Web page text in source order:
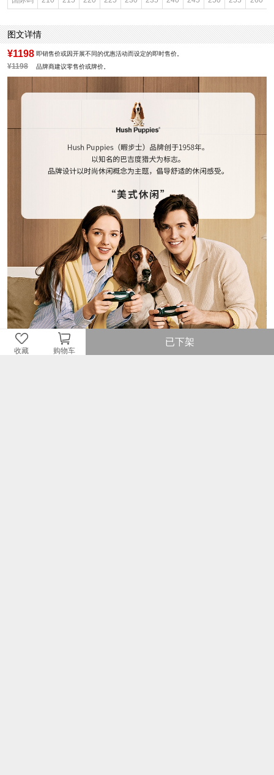
收藏 购物车
已下架
色系：白色
鞋类流行款式：凉鞋
闭合方式：魔术贴
前掌高度：3CM
图文详情
¥1198 即销售价或因开展不同的优惠活动而设定的即时售价。
¥1198 品牌商建议零售价或牌价。